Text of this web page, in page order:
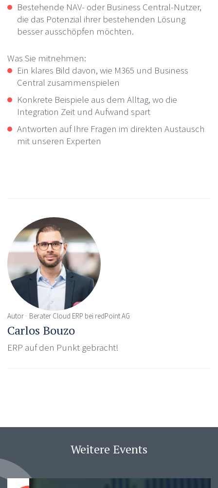
Bestehende NAV- oder Business Central-Nutzer,
die das Potenzial ihrer bestehenden Lösung
besser ausschöpfen möchten.
Was Sie mitnehmen:
Ein klares Bild davon, wie M365 und Business
Central zusammenspielen
Konkrete Beispiele aus dem Alltag, wo die
Integration Zeit und Aufwand spart
Antworten auf Ihre Fragen im direkten Austausch
mit unseren Experten
Autor Berater Cloud ERP bei redPoint AG
Carlos Bouzo
ERP auf den Punkt gebracht!
Weitere Events